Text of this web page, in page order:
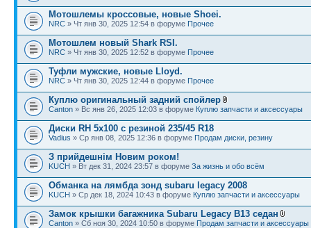
Мотошлемы кроссовые, новые Shoei.
NRC » Чт янв 30, 2025 12:54 в форуме Прочее
Мотошлем новый Shark RSI.
NRC » Чт янв 30, 2025 12:52 в форуме Прочее
Туфли мужские, новые Lloyd.
NRC » Чт янв 30, 2025 12:44 в форуме Прочее
Куплю оригинальный задний спойлер
Canton » Вс янв 26, 2025 12:03 в форуме Куплю запчасти и аксессуары
Диски RH 5x100 с резиной 235/45 R18
Vadius » Ср янв 08, 2025 12:36 в форуме Продам диски, резину
З прийдешнім Новим роком!
KUCH » Вт дек 31, 2024 23:57 в форуме За жизнь и обо всём
Обманка на лямбда зонд subaru legacy 2008
KUCH » Ср дек 18, 2024 10:43 в форуме Куплю запчасти и аксессуары
Замок крышки багажника Subaru Legacy B13 седан
Canton » Сб ноя 30, 2024 10:50 в форуме Продам запчасти и аксессуары